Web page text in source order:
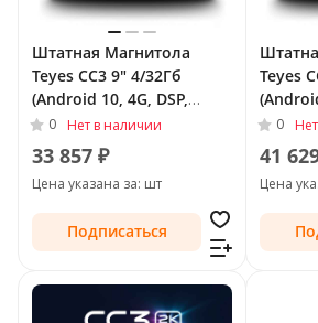
Штатная Магнитола
Teyes CC3 9" 4/32Гб
(Android 10, 4G, DSP,
QLed) для Toyota Land
Cruiser Prado 150 Series
2009 - 2013 Тип-B
0 Нет в наличии
33 857 ₽
Цена указана за: шт
Подписаться
Teyes
QLed)
Cruiser
2002 -
0
41
Цена